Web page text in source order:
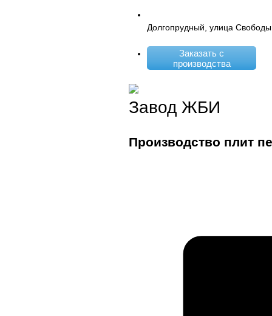
Долгопрудный, улица
Заказать с
производства
Завод ЖБИ
Производство плит